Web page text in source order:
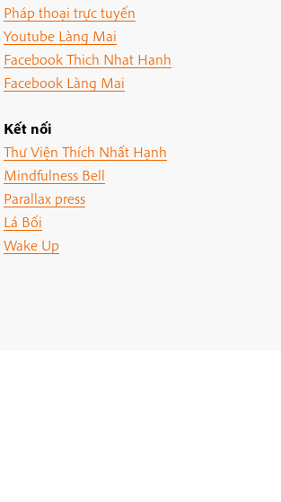
Pháp thoại trực tuyến
Youtube Làng Mai
Facebook Thich Nhat Hanh
Facebook Làng Mai
Kết nối
Thư Viện Thích Nhất Hạnh
Mindfulness Bell
Parallax press
Lá Bối
Wake Up